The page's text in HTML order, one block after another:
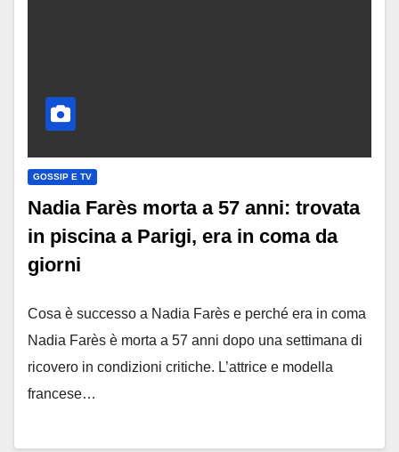
GOSSIP E TV
Nadia Farès morta a 57 anni: trovata
in piscina a Parigi, era in coma da
giorni
Cosa è successo a Nadia Farès e perché era in coma
Nadia Farès è morta a 57 anni dopo una settimana di
ricovero in condizioni critiche. L’attrice e modella
francese…